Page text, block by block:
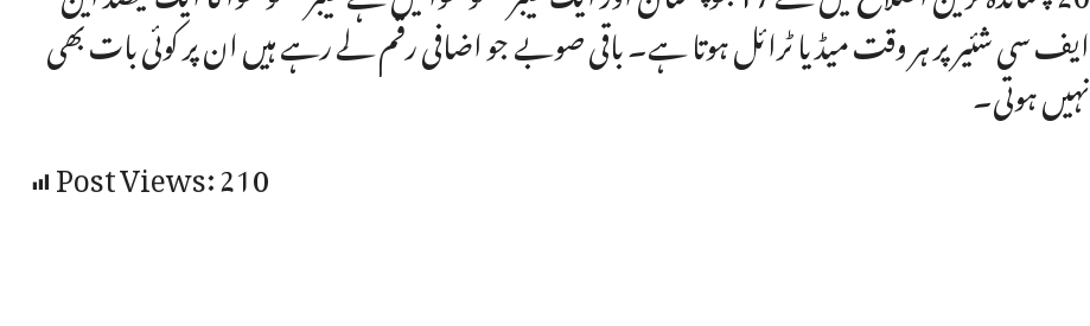
ایف سی شئیر پر ہر وقت میڈیا ٹرائل ہوتا ہے۔ باقی صوبے جو اضافی رقم لے رہے ہیں ان پر کوئی بات بھی
نہیں ہوتی۔
Post Views:210